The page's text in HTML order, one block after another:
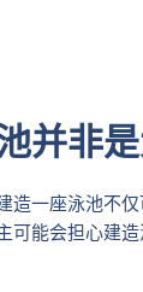
并非
一座泳池不仅
可能会担心建